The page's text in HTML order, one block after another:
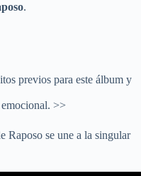
.
previos para este álbum y
emocional. >>
Raposo se une a la singular